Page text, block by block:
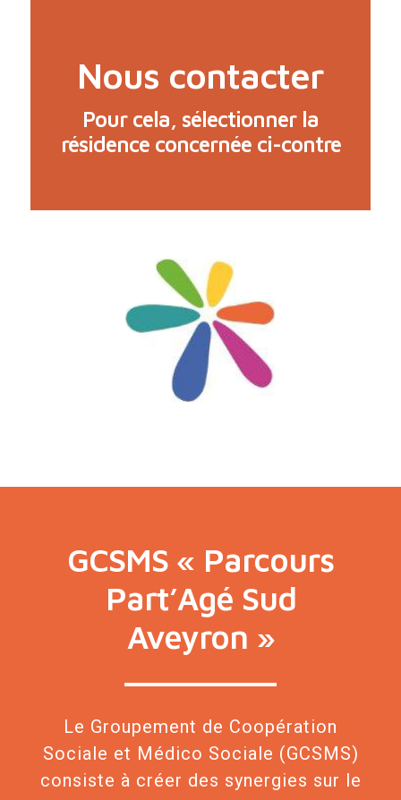
Nous contacter
Pour cela, sélectionner la
résidence concernée ci-contre
GCSMS « Parcours
Part’Agé Sud
Aveyron »
Le Groupement de Coopération
Sociale et Médico Sociale (GCSMS)
consiste à créer des synergies sur le